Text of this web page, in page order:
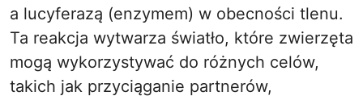
a lucyferazą (enzymem) w obecności tlenu.
Ta reakcja wytwarza światło, które zwierzęta
mogą wykorzystywać do różnych celów,
takich jak przyciąganie partnerów,